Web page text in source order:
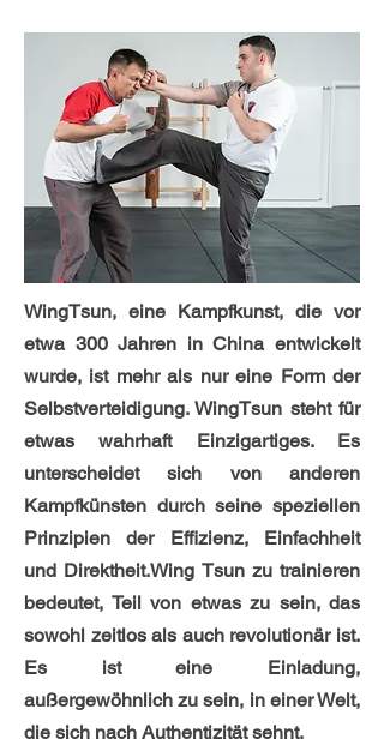
WingTsun, eine Kampfkunst, die vor
etwa 300 Jahren in China entwickelt
wurde, ist mehr als nur eine Form der
Selbstverteidigung. WingTsun steht für
etwas wahrhaft Einzigartiges. Es
unterscheidet sich von anderen
Kampfkünsten durch seine speziellen
Prinzipien der Effizienz, Einfachheit
und Direktheit.Wing Tsun zu trainieren
bedeutet, Teil von etwas zu sein, das
sowohl zeitlos als auch revolutionär ist.
Es ist eine Einladung,
außergewöhnlich zu sein, in einer Welt,
die sich nach Authentizität sehnt.